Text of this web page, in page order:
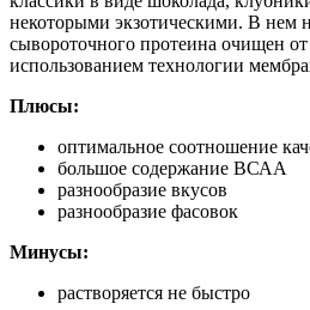
некоторыми экзотическими. В нем
сывороточного протеина очищен
использованием технологии
Плюсы:
оптимальное соотношение
большое содержание ВСАА
разнообразие вкусов
разнообразие фасовок
Минусы:
растворяется не быстро